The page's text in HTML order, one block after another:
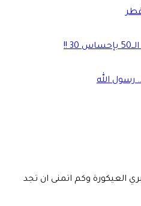
!!
رسول الله
العيكورة وكم اتمنى ان تجد